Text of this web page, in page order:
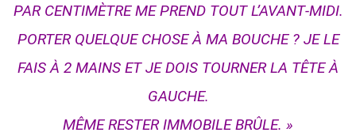
PAR CENTIMÈTRE ME PREND TOUT L’AVANT‑MIDI.
PORTER QUELQUE CHOSE À MA BOUCHE ? JE LE
FAIS À 2 MAINS ET JE DOIS TOURNER LA TÊTE À
GAUCHE.
MÊME RESTER IMMOBILE BRÛLE. »